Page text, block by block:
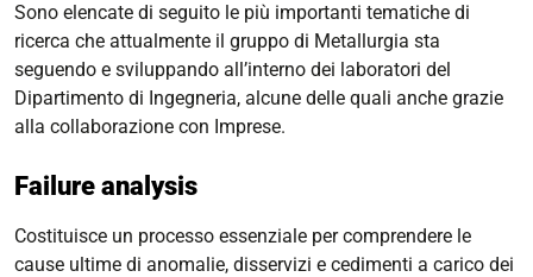
Sono elencate di seguito le più importanti tematiche di
ricerca che attualmente il gruppo di Metallurgia sta
seguendo e sviluppando all’interno dei laboratori del
Dipartimento di Ingegneria, alcune delle quali anche grazie
alla collaborazione con Imprese.
Failure analysis
Costituisce un processo essenziale per comprendere le
cause ultime di anomalie, disservizi e cedimenti a carico dei